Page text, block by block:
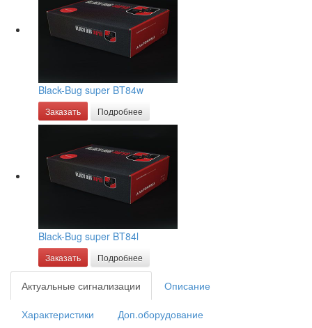
Black-Bug super BT84w
Заказать Подробнее
Black-Bug super BT84l
Заказать Подробнее
Актуальные сигнализации Описание
Характеристики
Доп.оборудование